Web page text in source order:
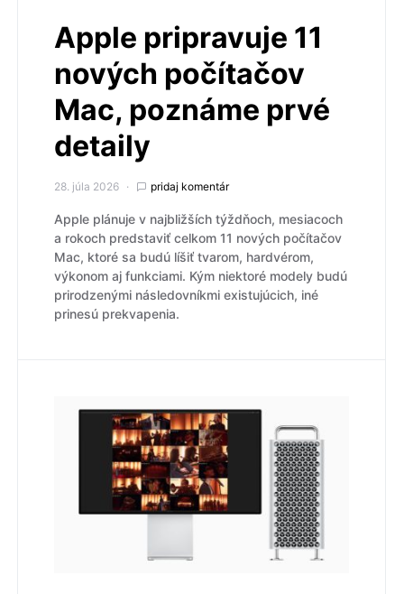
Apple pripravuje 11
nových počítačov
Mac, poznáme prvé
detaily
28. júla 2026 pridaj komentár
Apple plánuje v najbližších týždňoch, mesiacoch
a rokoch predstaviť celkom 11 nových počítačov
Mac, ktoré sa budú líšiť tvarom, hardvérom,
výkonom aj funkciami. Kým niektoré modely budú
prirodzenými následovníkmi existujúcich, iné
prinesú prekvapenia.